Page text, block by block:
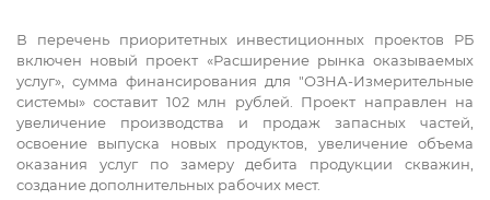
В перечень приоритетных инвестиционных проектов РБ
включен новый проект «Расширение рынка оказываемых
услуг», сумма финансирования для "ОЗНА-Измерительные
системы» составит 102 млн рублей. Проект направлен на
увеличение производства и продаж запасных частей,
освоение выпуска новых продуктов, увеличение объема
оказания услуг по замеру дебита продукции скважин,
создание дополнительных рабочих мест.